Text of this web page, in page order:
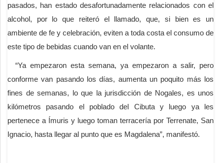
pasados, han estado desafortunadamente relacionados con el
alcohol, por lo que reiteró el llamado, que, si bien es un
ambiente de fe y celebración, eviten a toda costa el consumo de
este tipo de bebidas cuando van en el volante.
“Ya empezaron esta semana, ya empezaron a salir, pero
conforme van pasando los días, aumenta un poquito más los
fines de semanas, lo que la jurisdicción de Nogales, es unos
kilómetros pasando el poblado del Cibuta y luego ya les
pertenece a Ímuris y luego toman terracería por Terrenate, San
Ignacio, hasta llegar al punto que es Magdalena”, manifestó.